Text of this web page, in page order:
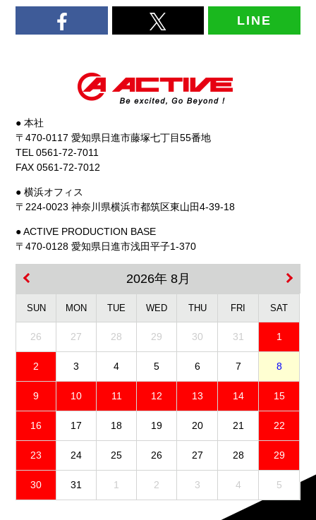
LINE
● 本社
〒470-0117 愛知県日進市藤塚七丁目55番地
TEL 0561-72-7011
FAX 0561-72-7012
● 横浜オフィス
〒224-0023 神奈川県横浜市都筑区東山田4-39-18
● ACTIVE PRODUCTION BASE
〒470-0128 愛知県日進市浅田平子1-370
2026年 8月
SUN MON TUE WED THU FRI SAT
26 27 28 29 30 31 1
2 3 4 5 6 7 8
9 10 11 12 13 14 15
16 17 18 19 20 21 22
23 24 25 26 27 28 29
30 31 1 2 3 4 5